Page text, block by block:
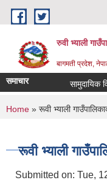
Skip to main content
रुवी भ्याली
बागमती प्रदेश,
समाचार
You are
Home » रूवी भ्याली
रूवी भ्याली
Submitted on: Tue,